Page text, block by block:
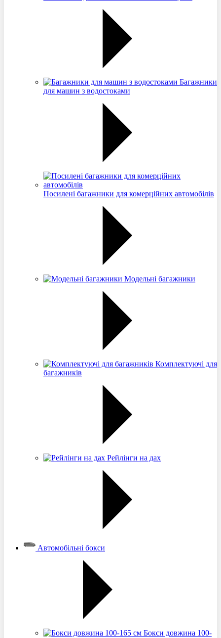
Багажники
для машин з водостоками
Посилені багажники для комерційних автомобілів
Модельні багажники
Комплектуючі для
багажників
Рейлінги на дах
Автомобільні бокси
Бокси довжина 100-